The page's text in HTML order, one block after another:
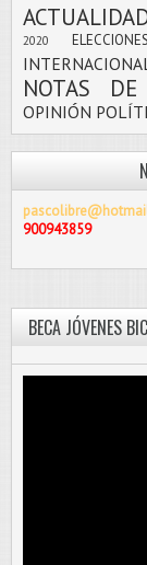
2020
NOTAS DE
OPINIÓN
900943859
BECA JÓVENES